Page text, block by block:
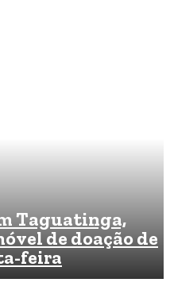
Taguatinga,
de doação de
feira